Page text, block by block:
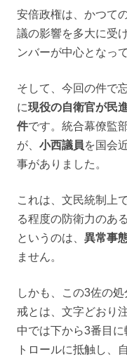
安倍政権は、かつて
議の影響を多大に受
ンバーが中心となっ
そして、今回の件で
に現役の自衛官が民
件です。統合幕僚監
が、 小西議員を国会
事がありました。
これは、文民統制上
る程度の防衛力のあ
というのは、 異常事
ません。
しかも、この3佐の処
戒とは、文字どおり
中では下から3番目
トロールに抵触し、